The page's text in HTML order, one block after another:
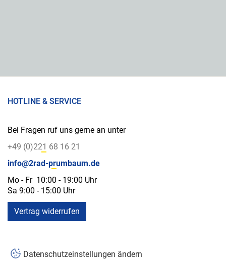
HOTLINE & SERVICE
Bei Fragen ruf uns gerne an unter
+49 (0)221 68 16 21
info@2rad-prumbaum.de
Mo - Fr 10:00 - 19:00 Uhr
Sa 9:00 - 15:00 Uhr
Vertrag widerrufen
Datenschutzeinstellungen ändern